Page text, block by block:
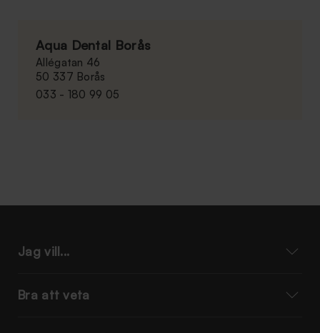
Aqua Dental Borås
Allégatan 46
50 337 Borås
033 - 180 99 05
Jag vill...
Bra att veta